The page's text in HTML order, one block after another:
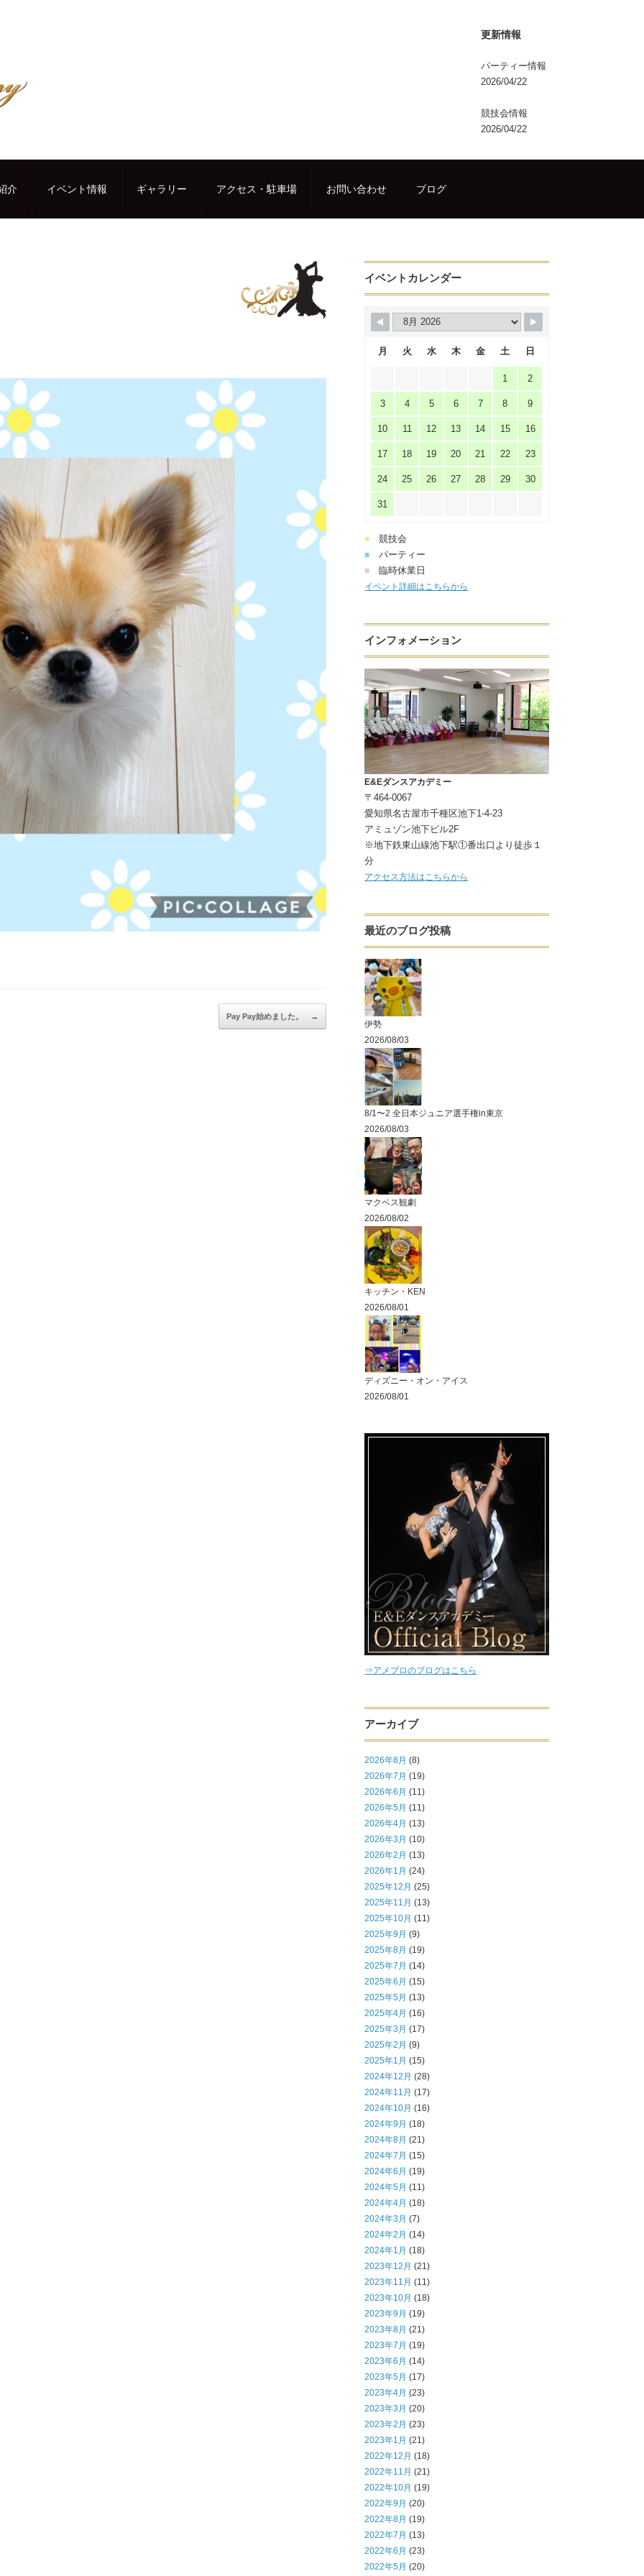
更新情報
パーティー情報
2026/04/22
競技会情報
2026/04/22
介 イベント情報 ギャラリー アクセス・駐車場 お問い合わせ ブログ
Pay Pay始めました。 →
イベントカレンダー
月 火 水 木 金 土 日
1 2
3 4 5 6 7 8 9
10 11 12 13 14 15 16
17 18 19 20 21 22 23
24 25 26 27 28 29 30
31
■ 競技会
■ パーティー
■ 臨時休業日
イベント詳細はこちらから
インフォメーション
E&Eダンスアカデミー
〒464-0067
愛知県名古屋市千種区池下1-4-23
アミュゾン池下ビル2F
※地下鉄東山線池下駅①番出口より徒歩１
分
アクセス方法はこちらから
最近のブログ投稿
伊勢
2026/08/03
8/1〜2 全日本ジュニア選手権in東京
2026/08/03
マクベス観劇
2026/08/02
キッチン・KEN
2026/08/01
ディズニー・オン・アイス
2026/08/01
⇒アメブロのブログはこちら
アーカイブ
2026年8月 (8)
2026年7月 (19)
2026年6月 (11)
2026年5月 (11)
2026年4月 (13)
2026年3月 (10)
2026年2月 (13)
2026年1月 (24)
2025年12月 (25)
2025年11月 (13)
2025年10月 (11)
2025年9月 (9)
2025年8月 (19)
2025年7月 (14)
2025年6月 (15)
2025年5月 (13)
2025年4月 (16)
2025年3月 (17)
2025年2月 (9)
2025年1月 (15)
2024年12月 (28)
2024年11月 (17)
2024年10月 (16)
2024年9月 (18)
2024年8月 (21)
2024年7月 (15)
2024年6月 (19)
2024年5月 (11)
2024年4月 (18)
2024年3月 (7)
2024年2月 (14)
2024年1月 (18)
2023年12月 (21)
2023年11月 (11)
2023年10月 (18)
2023年9月 (19)
2023年8月 (21)
2023年7月 (19)
2023年6月 (14)
2023年5月 (17)
2023年4月 (23)
2023年3月 (20)
2023年2月 (23)
2023年1月 (21)
2022年12月 (18)
2022年11月 (21)
2022年10月 (19)
2022年9月 (20)
2022年8月 (19)
2022年7月 (13)
2022年6月 (23)
2022年5月 (20)